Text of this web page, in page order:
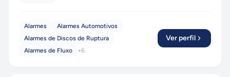
Alarmes
Alarmes Automotivos
Alarmes de Discos de Ruptura
Alarmes de Fluxo
+6
Ver perfil